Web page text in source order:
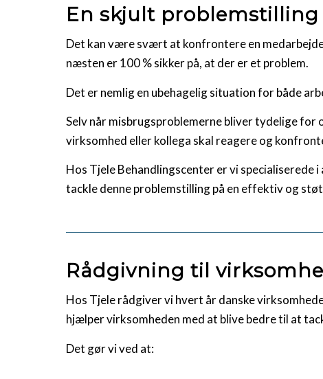
En skjult problemstilling
Det kan være svært at konfrontere en
næsten er 100 % sikker på, at der er et problem.
Det er nemlig en ubehagelig situation for både
Selv når misbrugsproblemerne bliver tydelige
virksomhed eller kollega skal reagere og
Hos Tjele Behandlingscenter er vi
tackle denne problemstilling på en effektiv og
Rådgivning til
Hos Tjele rådgiver vi hvert år danske
hjælper virksomheden med at blive bedre til at
Det gør vi ved at: